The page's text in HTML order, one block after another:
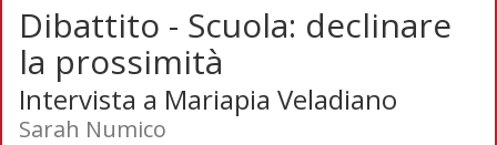
Dibattito - Scuola: declinare
la prossimità
Intervista a Mariapia Veladiano
Sarah Numico